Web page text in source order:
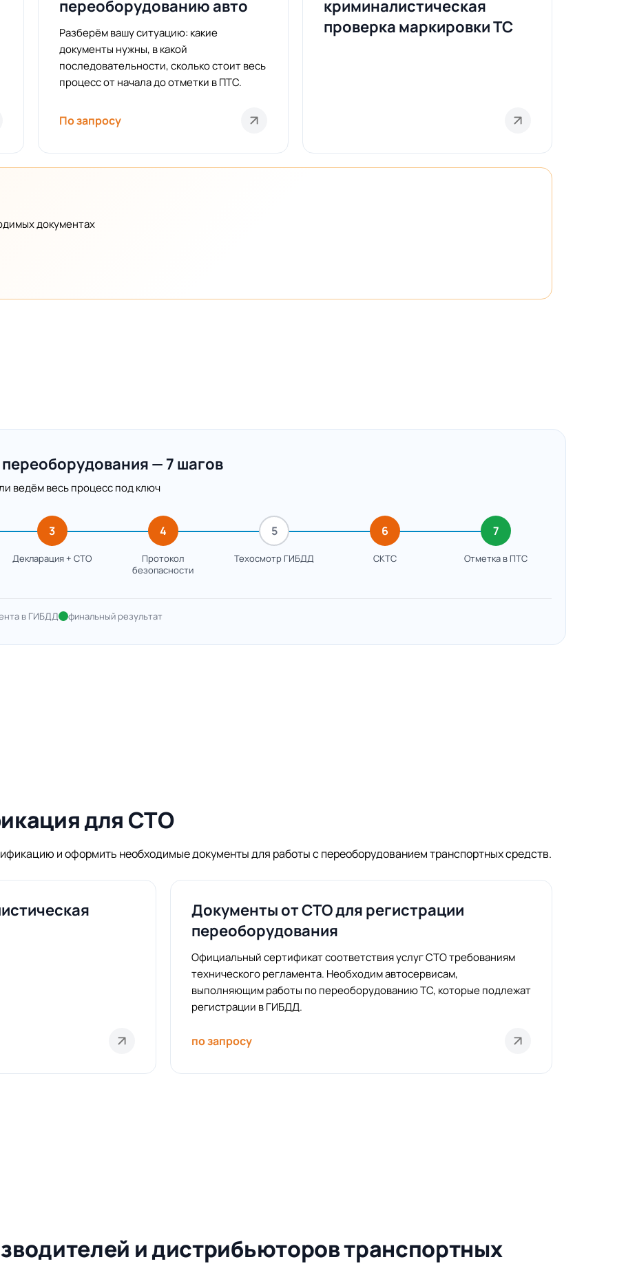
переоборудованию авто
Разберём вашу ситуацию: какие
документы нужны, в какой
последовательности, сколько стоит весь
процесс от начала до отметки в ПТС.
По запросу
криминалистическая
проверка маркировки ТС
документах
— 7 шагов
ведём весь процесс под ключ
3
Декларация + СТО
4
Протокол
безопасности
5
Техосмотр ГИБДД
6
СКТС
7
Отметка в ПТС
в ГИБДД финальный результат
для СТО
и оформить необходимые документы для работы с переоборудованием транспортных средств.
Документы от СТО для регистрации
переоборудования
Официальный сертификат соответствия услуг СТО требованиям
технического регламента. Необходим автосервисам,
выполняющим работы по переоборудованию ТС, которые подлежат
регистрации в ГИБДД.
по запросу
и дистрибьюторов транспортных